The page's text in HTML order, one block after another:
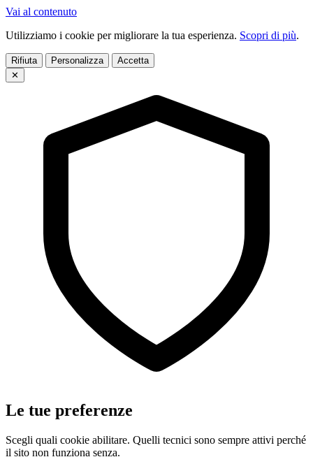
Vai al contenuto
Utilizziamo i cookie per migliorare la tua esperienza. Scopri di più.
Rifiuta Personalizza
Accetta
✕
Le tue preferenze
Scegli quali cookie abilitare. Quelli tecnici sono sempre attivi perché
il sito non funziona senza.